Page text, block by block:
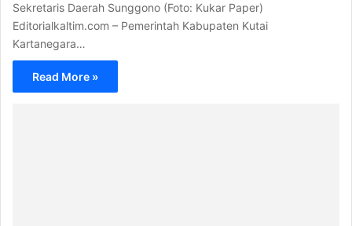
Sekretaris Daerah Sunggono (Foto: Kukar Paper)
Editorialkaltim.com – Pemerintah Kabupaten Kutai
Kartanegara…
Read More »